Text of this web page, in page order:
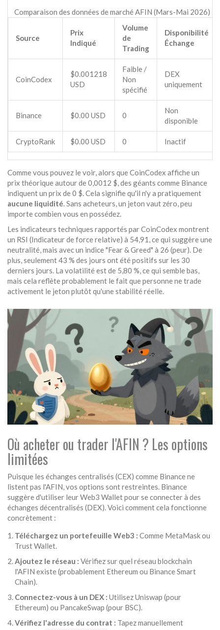
Comparaison des données de marché AFIN (Mars-Mai 2026)
Source
Prix
Indiqué
Volume
de
Trading
Disponibilité
Échange
CoinCodex
$0.001218
USD
Faible /
Non
spécifié
DEX
uniquement
Binance $0.00 USD 0
Non
disponible
CryptoRank $0.00 USD 0 Inactif
Comme vous pouvez le voir, alors que CoinCodex affiche un
prix théorique autour de 0,0012 $, des géants comme Binance
indiquent un prix de 0 $. Cela signifie qu'il n'y a pratiquement
aucune liquidité. Sans acheteurs, un jeton vaut zéro, peu
importe combien vous en possédez.
Les indicateurs techniques rapportés par CoinCodex montrent
un RSI (Indicateur de force relative) à 54,91, ce qui suggère une
neutralité, mais avec un indice "Fear & Greed" à 26 (peur). De
plus, seulement 43 % des jours ont été positifs sur les 30
derniers jours. La volatilité est de 5,80 %, ce qui semble bas,
mais cela reflète probablement le fait que personne ne trade
activement le jeton plutôt qu'une stabilité réelle.
Où acheter ou trader l'AFIN ? Les options
limitées
Puisque les échanges centralisés (CEX) comme Binance ne
listent pas l'AFIN, vos options sont restreintes. Binance
suggère d'utiliser leurWeb3 Walletpour se connecter à des
échanges décentralisés (DEX). Voici comment cela fonctionne
concrètement :
Téléchargez un portefeuille Web3 : Comme MetaMask ou
Trust Wallet.
Ajoutez le réseau : Vérifiez sur quel réseau blockchain
l'AFIN existe (probablement Ethereum ou Binance Smart
Chain).
Connectez-vous à un DEX : Utilisez Uniswap (pour
Ethereum) ou PancakeSwap (pour BSC).
Vérifiez l'adresse du contrat : Tapez manuellement